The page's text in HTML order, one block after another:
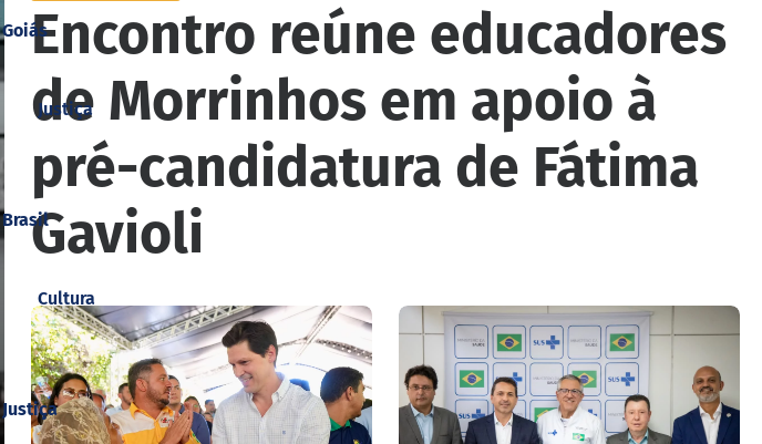
Justiça
Cultura
Goiás
Brasil
Justiça
Encontro reúne educadores
de Morrinhos em apoio à
pré-candidatura de Fátima
Gavioli